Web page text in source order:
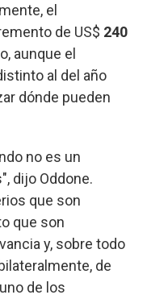
el
de US$ 240
aunque el
al del año
dónde pueden
no es un
dijo Oddone.
que son
que son
y, sobre todo
de
de los